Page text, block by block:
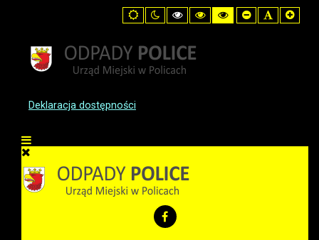
Default
mode
Night
mode
High
Contrast
White
mode
High
Contrast
High
Contrast
Set
Smaller
Set
Default
Set
Deklaracja dostępności